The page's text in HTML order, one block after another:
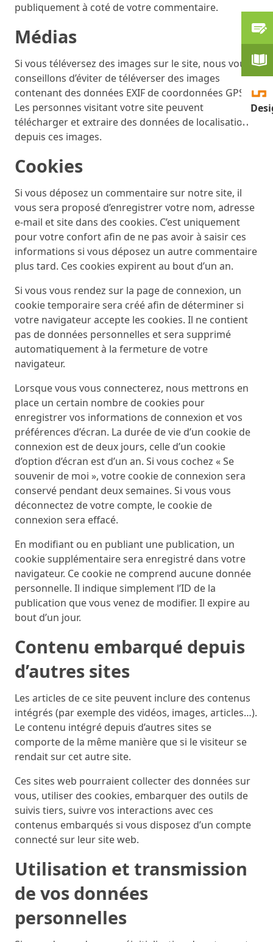
publiquement à coté de votre commentaire.
Médias
Si vous téléversez des images sur le site, nous vous
conseillons d’éviter de téléverser des images
contenant des données EXIF de coordonnées GPS.
Les personnes visitant votre site peuvent
télécharger et extraire des données de localisation
depuis ces images.
Cookies
Si vous déposez un commentaire sur notre site, il
vous sera proposé d’enregistrer votre nom, adresse
e-mail et site dans des cookies. C’est uniquement
pour votre confort afin de ne pas avoir à saisir ces
informations si vous déposez un autre commentaire
plus tard. Ces cookies expirent au bout d’un an.
Si vous vous rendez sur la page de connexion, un
cookie temporaire sera créé afin de déterminer si
votre navigateur accepte les cookies. Il ne contient
pas de données personnelles et sera supprimé
automatiquement à la fermeture de votre
navigateur.
Lorsque vous vous connecterez, nous mettrons en
place un certain nombre de cookies pour
enregistrer vos informations de connexion et vos
préférences d’écran. La durée de vie d’un cookie de
connexion est de deux jours, celle d’un cookie
d’option d’écran est d’un an. Si vous cochez « Se
souvenir de moi », votre cookie de connexion sera
conservé pendant deux semaines. Si vous vous
déconnectez de votre compte, le cookie de
connexion sera effacé.
En modifiant ou en publiant une publication, un
cookie supplémentaire sera enregistré dans votre
navigateur. Ce cookie ne comprend aucune donnée
personnelle. Il indique simplement l’ID de la
publication que vous venez de modifier. Il expire au
bout d’un jour.
Contenu embarqué depuis
d’autres sites
Les articles de ce site peuvent inclure des contenus
intégrés (par exemple des vidéos, images, articles…).
Le contenu intégré depuis d’autres sites se
comporte de la même manière que si le visiteur se
rendait sur cet autre site.
Ces sites web pourraient collecter des données sur
vous, utiliser des cookies, embarquer des outils de
suivis tiers, suivre vos interactions avec ces
contenus embarqués si vous disposez d’un compte
connecté sur leur site web.
Utilisation et transmission
de vos données
personnelles